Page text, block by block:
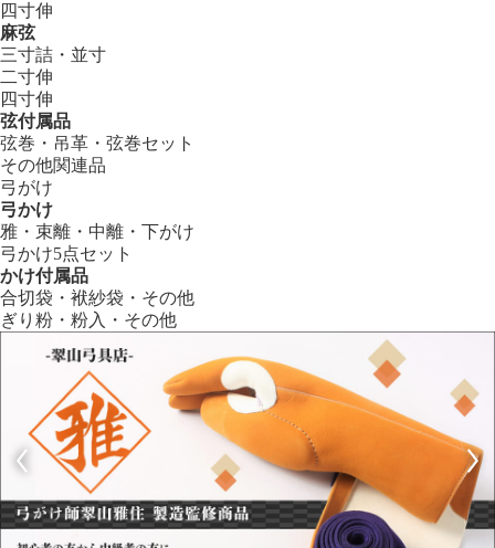
四寸伸
麻弦
三寸詰・並寸
二寸伸
四寸伸
弦付属品
弦巻・吊革・弦巻セット
その他関連品
弓がけ
弓かけ
雅・束離・中離・下がけ
弓かけ5点セット
かけ付属品
合切袋・袱紗袋・その他
ぎり粉・粉入・その他